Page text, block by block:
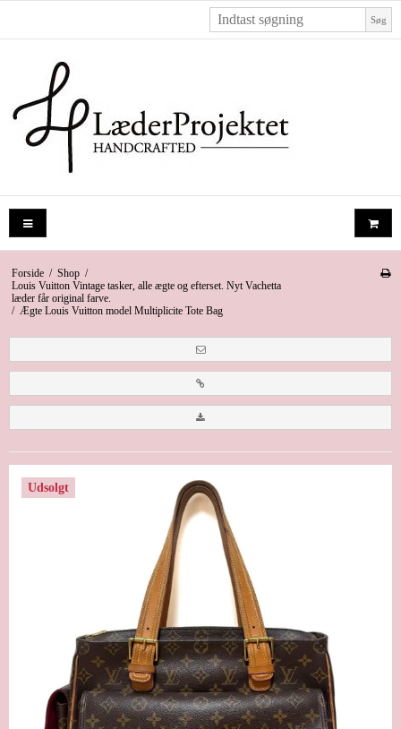
Søg
Forside / Shop /
Louis Vuitton Vintage tasker, alle ægte og efterset. Nyt Vachetta
læder får original farve.
/ Ægte Louis Vuitton model Multiplicite Tote Bag
Udsolgt